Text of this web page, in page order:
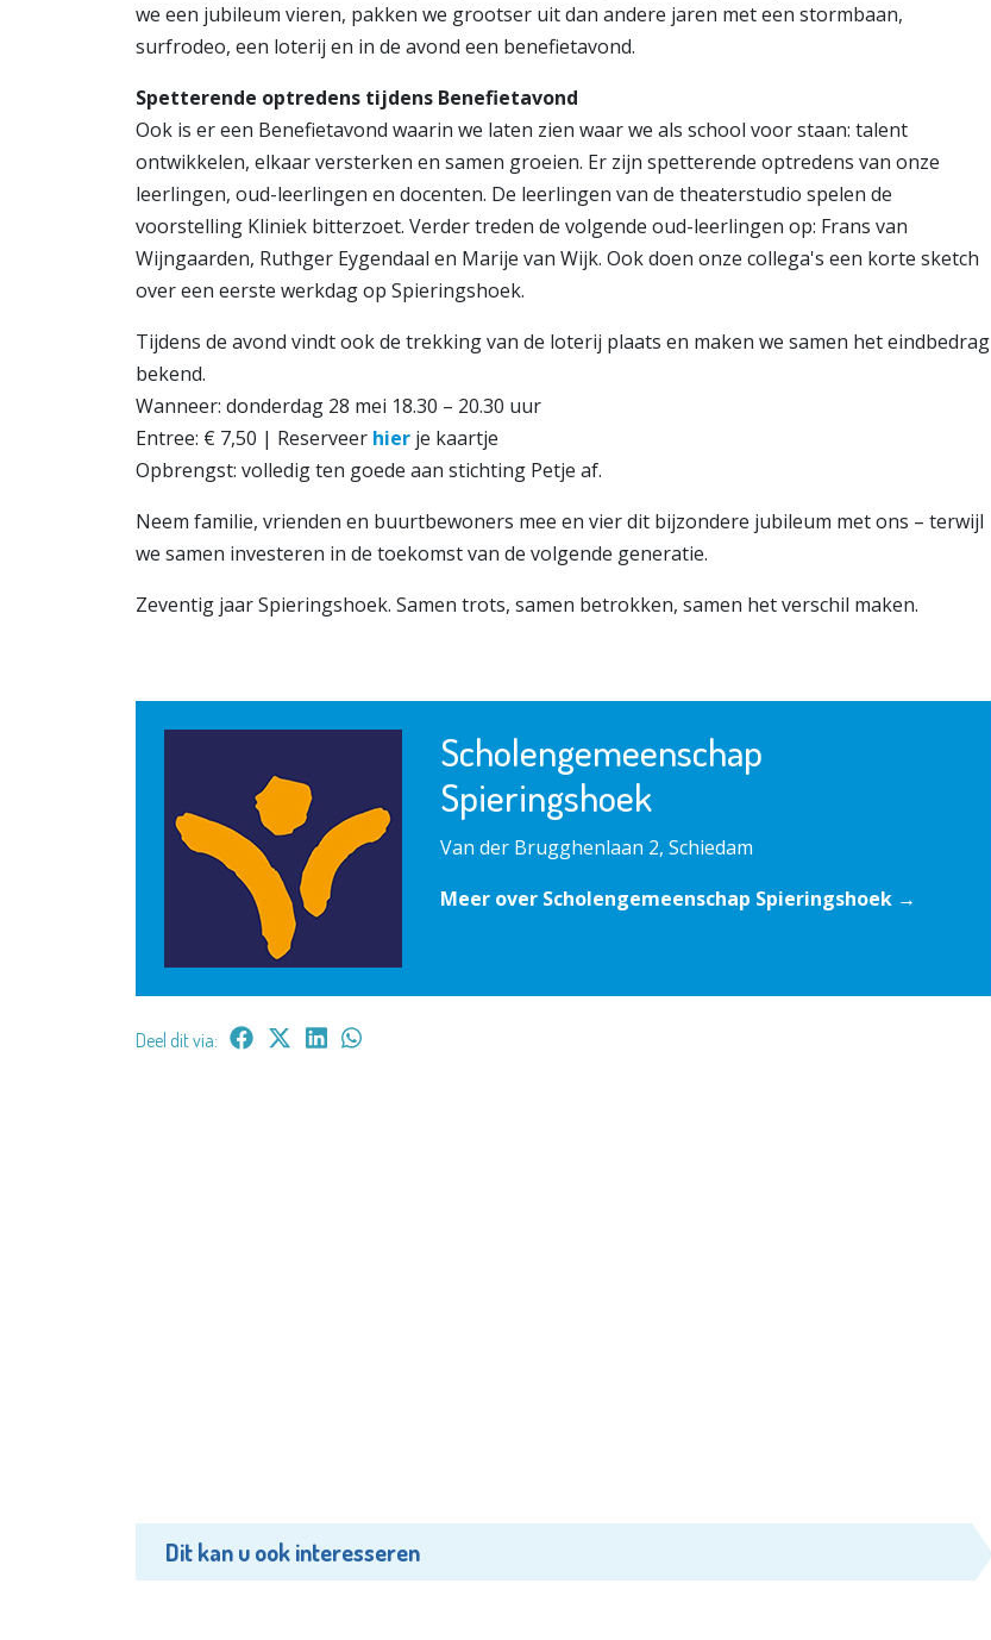
we een jubileum vieren, pakken we grootser uit dan andere jaren met een stormbaan,
surfrodeo, een loterij en in de avond een benefietavond.
Spetterende optredens tijdens Benefietavond
Ook is er een Benefietavond waarin we laten zien waar we als school voor staan: talent
ontwikkelen, elkaar versterken en samen groeien. Er zijn spetterende optredens van onze
leerlingen, oud-leerlingen en docenten. De leerlingen van de theaterstudio spelen de
voorstelling Kliniek bitterzoet. Verder treden de volgende oud-leerlingen op: Frans van
Wijngaarden, Ruthger Eygendaal en Marije van Wijk. Ook doen onze collega's een korte sketch
over een eerste werkdag op Spieringshoek.
Tijdens de avond vindt ook de trekking van de loterij plaats en maken we samen het eindbedrag
bekend.
Wanneer: donderdag 28 mei 18.30 – 20.30 uur
Entree: € 7,50 | Reserveer hier je kaartje
Opbrengst: volledig ten goede aan stichting Petje af.
Neem familie, vrienden en buurtbewoners mee en vier dit bijzondere jubileum met ons – terwijl
we samen investeren in de toekomst van de volgende generatie.
Zeventig jaar Spieringshoek. Samen trots, samen betrokken, samen het verschil maken.
Scholengemeenschap
Spieringshoek
Van der Brugghenlaan 2, Schiedam
Meer over Scholengemeenschap Spieringshoek →
Deel dit via:
Dit kan u ook interesseren